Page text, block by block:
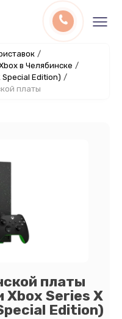
/
в Челябинске /
Special Edition) /
платы
платы
Xbox Series X
Edition)